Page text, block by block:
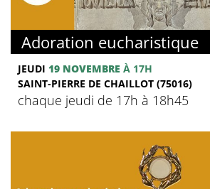
Adoration eucharistique
JEUDI 19 NOVEMBRE À 17H
SAINT-PIERRE DE CHAILLOT (75016)
chaque jeudi de 17h à 18h45